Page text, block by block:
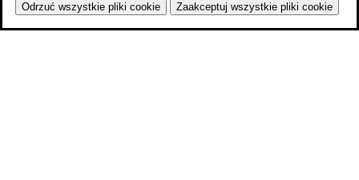
Odrzuć wszystkie pliki cookie
Zaakceptuj wszystkie pliki cookie